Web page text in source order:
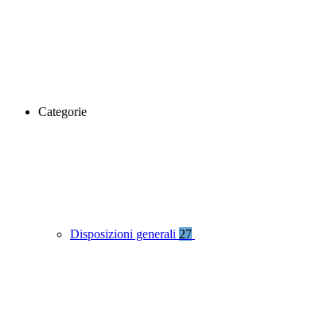
Categorie
Disposizioni generali 27